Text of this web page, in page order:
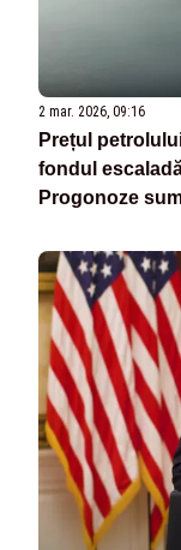
2 mar. 2026, 09:16
Prețul
fondul
Progonoze